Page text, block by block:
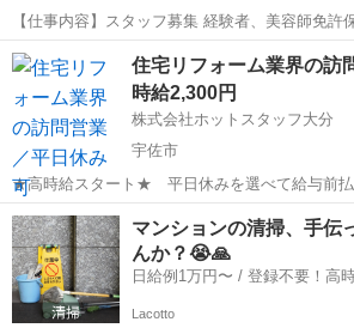
【仕事内容】スタッフ募集 経験者、美容師免許
イリスト <仕事内容> ジェルネイル施術を中心
般 施術・受付・カウンセリング・清掃・商品仕
ア,ジェルネイル <必要経験>...
アルバイト・パート
住宅リフォーム業界の訪
時給2,300円
株式会社ホットスタッフ大分
宇佐市
★高時給スタート★ 平日休みを選べて給与前払
生活リズムを整えやすい職場です♪ 【仕事内容】 —————☆お仕事
内容☆————— 各地域を周ってリフォームや解体などの 訪問販売・
訪問営業をしていきます(*...
大分 宇佐市
マンションの清掃、手伝
んか？😭🙏
日給例1万円〜 / 登録不
Lacotto